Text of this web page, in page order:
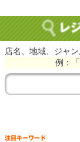
店名、地域、ジャ
例：